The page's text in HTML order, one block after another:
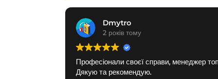
Dmytro
2 років тому
Професіонали своєї справи, менеджер
Дякую та рекомендую.